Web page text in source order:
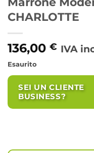
CHARLOTTE
136,00 € IVA
Esaurito
SEI UN CLIENTE
BUSINESS?